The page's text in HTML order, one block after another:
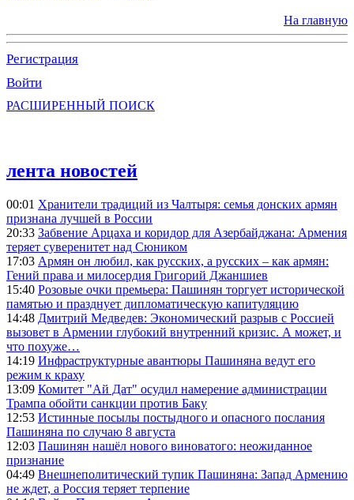
На главную
Регистрация
Войти
РАСШИРЕННЫЙ ПОИСК
лента новостей
00:01 Хранители традиций из Чалтыря: семья донских армян
признана лучшей в России
20:33 Забвение Арцаха и коридор для Азербайджана: Армения
теряет суверенитет над Сюником
17:03 Армян он любил, как русских, а русских – как армян:
Гений права и милосердия Григорий Джаншиев
15:40 Розовые очки премьера: Пашинян торгует исторической
памятью и празднует дипломатическую капитуляцию
14:48 Дмитрий Медведев: Экономический разрыв с Россией
вызовет в Армении глубокий внутренний кризис. А может, и
что похуже…
14:19 Инфраструктурные авантюры Пашиняна ведут его
режим к краху
13:09 Комитет "Ай Дат" осудил намерение администрации
Трампа обойти санкции против Баку
12:53 Истинные посылы постыдного и опасного послания
Пашиняна по случаю 8 августа
12:03 Пашинян нашёл нового виноватого: неожиданное
признание
04:49 Внешнеполитический тупик Пашиняна: Запад Армению
не ждет, а Россия теряет терпение